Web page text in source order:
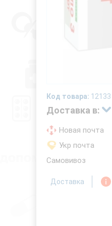
Код товара: 12133
Доставка в:
Новая почта
Укр почта
Самовивоз
Доставка